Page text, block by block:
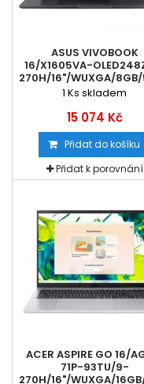
ASUS VIVOBOOK
16/X1605VA-
270H/16"/WUXGA/8GB/
1 Ks skladem
15 074 Kč
Přidat do košíku
Přidat k porovnání
ACER ASPIRE GO 16/
71P-93TU/9-
270H/16"/WUXGA/